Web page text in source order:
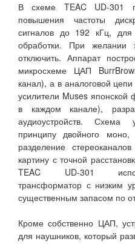
В схеме TEAC UD-301
повышения частоты
сигналов до 192 кГц, для
обработки. При желании
отключить. Аппарат
микросхеме ЦАП
канал), а в аналоговой
усилители Muses
в каждом канале),
аудиоустройств. Схема
принципу двойного
разделение
картину с точной
TEAC UD-301
трансформатор с низким
существенным запасом по
Кроме собственно ЦАП,
для наушников, который